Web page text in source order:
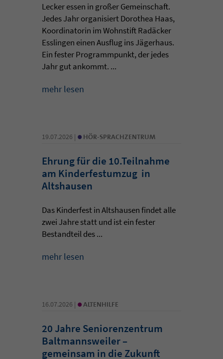
Lecker essen in großer Gemeinschaft.
Jedes Jahr organisiert Dorothea Haas,
Koordinatorin im Wohnstift Radäcker
Esslingen einen Ausflug ins Jägerhaus.
Ein fester Programmpunkt, der jedes
Jahr gut ankommt. ...
mehr lesen
19.07.2026 | • HÖR-SPRACHZENTRUM
Ehrung für die 10.Teilnahme
am Kinderfestumzug in
Altshausen
Das Kinderfest in Altshausen findet alle
zwei Jahre statt und ist ein fester
Bestandteil des ...
mehr lesen
16.07.2026 | • ALTENHILFE
20 Jahre Seniorenzentrum
Baltmannsweiler –
gemeinsam in die Zukunft